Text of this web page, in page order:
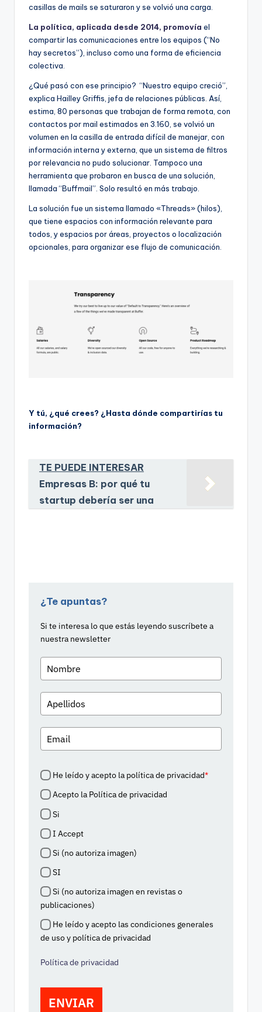
casillas de mails se saturaron y se volvió una carga.
La política, aplicada desde 2014, promovía el
compartir las comunicaciones entre los equipos (“No
hay secretos”), incluso como una forma de eficiencia
colectiva.
¿Qué pasó con ese principio? “Nuestro equipo creció”,
explica Hailley Griffis, jefa de relaciones públicas. Así,
estima, 80 personas que trabajan de forma remota, con
contactos por mail estimados en 3.160, se volvió un
volumen en la casilla de entrada difícil de manejar, con
información interna y externa, que un sistema de filtros
por relevancia no pudo solucionar. Tampoco una
herramienta que probaron en busca de una solución,
llamada “Buffmail”. Solo resultó en más trabajo.
La solución fue un sistema llamado «Threads» (hilos),
que tiene espacios con información relevante para
todos, y espacios por áreas, proyectos o localización
opcionales, para organizar ese flujo de comunicación.
Y tú, ¿qué crees? ¿Hasta dónde compartirías tu
información?
TE PUEDE INTERESAR
Empresas B: por qué tu
startup debería ser una
¿Te apuntas?
Si te interesa lo que estás leyendo suscríbete a
nuestra newsletter
He leído y acepto la política de privacidad*
Acepto la Política de privacidad
Si
I Accept
Si (no autoriza imagen)
SI
Si (no autoriza imagen en revistas o
publicaciones)
He leído y acepto las condiciones generales
de uso y política de privacidad
Política de privacidad
ENVIAR